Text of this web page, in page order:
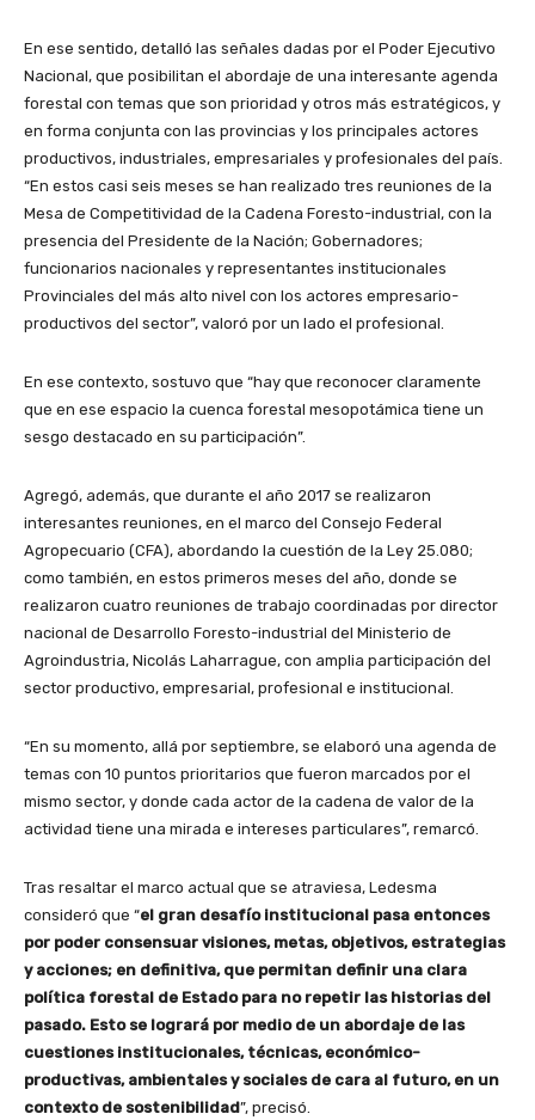
En ese sentido, detalló las señales dadas por el Poder Ejecutivo
Nacional, que posibilitan el abordaje de una interesante agenda
forestal con temas que son prioridad y otros más estratégicos, y
en forma conjunta con las provincias y los principales actores
productivos, industriales, empresariales y profesionales del país.
“En estos casi seis meses se han realizado tres reuniones de la
Mesa de Competitividad de la Cadena Foresto-industrial, con la
presencia del Presidente de la Nación; Gobernadores;
funcionarios nacionales y representantes institucionales
Provinciales del más alto nivel con los actores empresario-
productivos del sector”, valoró por un lado el profesional.
En ese contexto, sostuvo que “hay que reconocer claramente
que en ese espacio la cuenca forestal mesopotámica tiene un
sesgo destacado en su participación”.
Agregó, además, que durante el año 2017 se realizaron
interesantes reuniones, en el marco del Consejo Federal
Agropecuario (CFA), abordando la cuestión de la Ley 25.080;
como también, en estos primeros meses del año, donde se
realizaron cuatro reuniones de trabajo coordinadas por director
nacional de Desarrollo Foresto-industrial del Ministerio de
Agroindustria, Nicolás Laharrague, con amplia participación del
sector productivo, empresarial, profesional e institucional.
“En su momento, allá por septiembre, se elaboró una agenda de
temas con 10 puntos prioritarios que fueron marcados por el
mismo sector, y donde cada actor de la cadena de valor de la
actividad tiene una mirada e intereses particulares”, remarcó.
Tras resaltar el marco actual que se atraviesa, Ledesma
consideró que “el gran desafío institucional pasa entonces
por poder consensuar visiones, metas, objetivos, estrategias
y acciones; en definitiva, que permitan definir una clara
política forestal de Estado para no repetir las historias del
pasado. Esto se logrará por medio de un abordaje de las
cuestiones institucionales, técnicas, económico-
productivas, ambientales y sociales de cara al futuro, en un
contexto de sostenibilidad”, precisó.